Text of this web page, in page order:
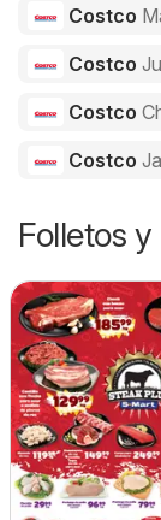
Costco
Costco
Costco
Costco
Folletos